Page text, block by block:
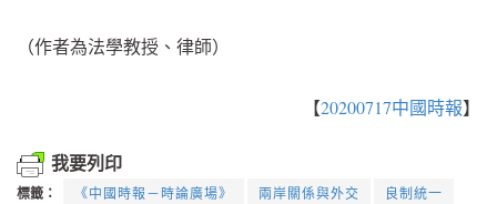
（作者為法學教授、律師）
【20200717中國時報】
我要列印
標籤： 《中國時報－時論廣場》 兩岸關係與外交 良制統一